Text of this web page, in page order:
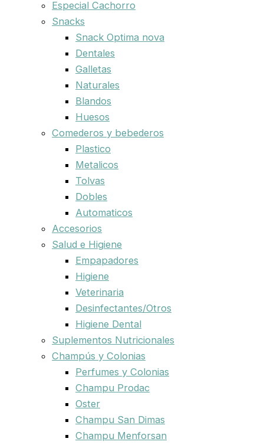
Especial Cachorro
Snacks
Snack Optima nova
Dentales
Galletas
Naturales
Blandos
Huesos
Comederos y bebederos
Plastico
Metalicos
Tolvas
Dobles
Automaticos
Accesorios
Salud e Higiene
Empapadores
Higiene
Veterinaria
Desinfectantes/Otros
Higiene Dental
Suplementos Nutricionales
Champús y Colonias
Perfumes y Colonias
Champu Prodac
Oster
Champu San Dimas
Champu Menforsan